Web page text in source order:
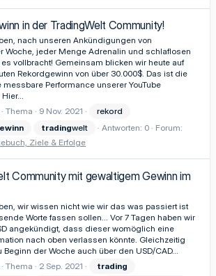
in der TradingWelt Community!
nach unseren Ankündigungen von
Woche, jeder Menge Adrenalin und schlaflosen
vollbracht! Gemeinsam blicken wir heute auf
Rekordgewinn von über 30.000$. Das ist die
Performance unserer YouTube
Thema 9 Nov. 2021
rekord
tradingwelt Antworten: 0
Forum:
Ziele & Erfolge
Community mit gewaltigem Gewinn im
wir wissen nicht wie wir das was passiert ist
Worte fassen sollen... Vor 7 Tagen haben wir
angekündigt, dass dieser womöglich eine
nach oben verlassen könnte. Gleichzeitig
Beginn der Woche auch über den USD/CAD...
Thema 2 Sep. 2021
trading